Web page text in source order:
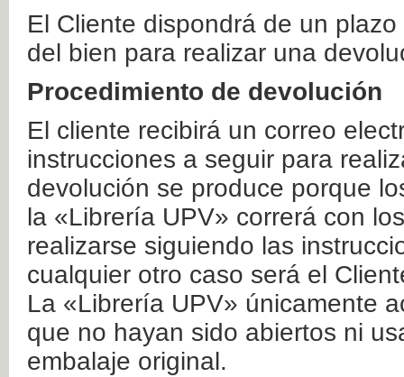
El Cliente dispondrá de un
del bien para realizar una
Procedimiento de devolución
El cliente recibirá un correo
instrucciones a seguir para
devolución se produce porque
la «Librería UPV» correrá con
realizarse siguiendo las
cualquier otro caso será el
La «Librería UPV» únicamente
que no hayan sido abiertos ni
embalaje original.